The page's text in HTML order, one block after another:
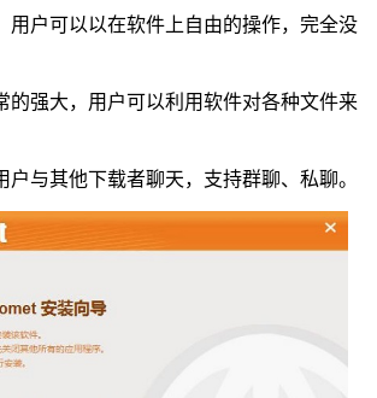
用户可以以在软件上自由的操作，完全没
的强大，用户可以利用软件对各种文件来
户与其他下载者聊天，支持群聊、私聊。